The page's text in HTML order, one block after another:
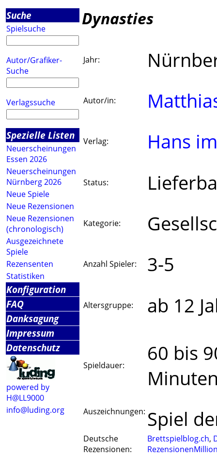
Suche
Spielsuche
Autor/Grafiker-
Suche
Verlagssuche
Spezielle Listen
Neuerscheinungen
Essen 2026
Neuerscheinungen
Nürnberg 2026
Neue Spiele
Neue Rezensionen
Neue Rezensionen
(chronologisch)
Ausgezeichnete
Spiele
Rezensenten
Statistiken
Konfiguration
FAQ
Danksagung
Impressum
Datenschutz
powered by
H@LL9000
info@luding.org
Dynasties
Jahr:
Autor/in:
Verlag: Hans
Status:
Kategorie:
Anzahl Spieler: 3-5
Altersgruppe: ab 12
Spieldauer:
60 bis
Auszeichnungen: Spiel
Deutsche
Rezensionen:
Brettspielblog.ch,